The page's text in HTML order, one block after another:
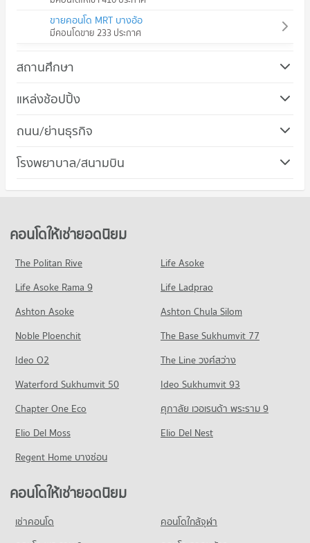
ขายคอนโด MRT บางอ้อ
มีคอนโดขาย 233 ประกาศ
สถานศึกษา
คอนโด ม.สวนดุสิต
คอนโดให้เช่า ม.สวนดุสิต
มีคอนโดให้เช่า 12,864 ประกาศ
ขายคอนโด ม.สวนดุสิต
448 โครงการ
คอนโดให้เช่า ม.มหิดล เขตพญาไท
มีคอนโดให้เช่า 20,718 ประกาศ
มีคอนโดขาย 8,404 ประกาศ
คอนโด วิทยาลัยพยาบาลเกื้อการุณย์
35 โครงการ
คอนโดให้เช่า วิทยาลัยพยาบาลเกื้อการุณย์
มีคอนโดให้เช่า 656 ประกาศ
ขายคอนโด วิทยาลัยพยาบาลเกื้อการุณย์
มีคอนโดขาย 416 ประกาศ
คอนโด วิทยาลัยสารพัดช่างนครหลวง
คอนโดให้เช่า วิทยาลัยสารพัดช่างนครหลวง
มีคอนโดให้เช่า 1,631 ประกาศ
ขายคอนโด วิทยาลัยสารพัดช่างนครหลวง
มีคอนโดขาย 921 ประกาศ
แหล่งช้อปปิ้ง
คอนโด เมเจอร์ ซีนีเพล็กซ์ ปิ่นเกล้า
คอนโดให้เช่า เมเจอร์ ซีนีเพล็กซ์ ปิ่นเกล้า
คอนโด ตลาดท่าพระจันทร์
มีคอนโดให้เช่า 14,808 ประกาศ
ขายคอนโด ตลาดท่าพระจันทร์
มีคอนโดขาย 6,382 ประกาศ
83 โครงการ
คอนโดให้เช่า ตลาดเทเวศร์
มีคอนโดขาย 775 ประกาศ
คอนโด เทสโก้โลตัส จรัญสนิทวงศ์
คอนโดให้เช่า เทสโก้โลตัส จรัญสนิทวงศ์
มีคอนโดให้เช่า 2,899 ประกาศ
ถนน/ย่านธุรกิจ
คอนโด เขตบางพลัด
คอนโดให้เช่า เขตบางพลัด
ขายคอนโด เขตบางพลัด
มีคอนโดขาย 895 ประกาศ
คอนโด ถนนสามเสน
62 โครงการ
คอนโดให้เช่า ถนนสามเสน
มีคอนโดให้เช่า 1,705 ประกาศ
ขายคอนโด ถนนสามเสน
มีคอนโดขาย 944 ประกาศ
คอนโด ถนนจรัญสนิทวงศ์
คอนโดให้เช่า ถนนจรัญสนิทวงศ์
มีคอนโดให้เช่า 3,121 ประกาศ
ขายคอนโด ถนนจรัญสนิทวงศ์
มีคอนโดขาย 1,603 ประกาศ
คอนโด การไฟฟ้าฝ่ายผลิตแห่งประเทศไทย
คอนโดให้เช่า การไฟฟ้าฝ่ายผลิตแห่งประเทศไทย
โรงพยาบาล/สนามบิน
คอนโด รพ.ยันฮี
คอนโดให้เช่า รพ.ยันฮี
มีคอนโดให้เช่า 1,170 ประกาศ
ขายคอนโด รพ.ยันฮี
มีคอนโดขาย 811 ประกาศ
152 โครงการ
คอนโดให้เช่า รพ.ซังฮี้
มีคอนโดขาย 869 ประกาศ
คอนโด รพ.วชิรพยาบาล
30 โครงการ
คอนโดให้เช่า รพ.วชิรพยาบาล
มีคอนโดให้เช่า 626 ประกาศ
ขายคอนโด รพ.วชิรพยาบาล
มีคอนโดขาย 394 ประกาศ
คอนโด รพ.หัวเฉียว
คอนโดให้เช่ายอดนิยม
The Politan Rive
Life Asoke
Life Asoke Rama 9
Life Ladprao
Ashton Asoke
Ashton Chula Silom
Noble Ploenchit
The Base Sukhumvit 77
Ideo O2
The Line วงศ์สว่าง
Waterford Sukhumvit 50
Ideo Sukhumvit 93
Chapter One Eco
ศุภาลัย เวอเรนด้า พระราม 9
Elio Del Moss
Elio Del Nest
Regent Home บางซ่อน
คอนโดให้เช่ายอดนิยม
เช่าคอนโด
คอนโดใกล้จุฬา